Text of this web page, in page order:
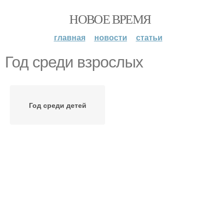
НОВОЕ ВРЕМЯ
главная новости статьи
Год среди взрослых
Год среди детей